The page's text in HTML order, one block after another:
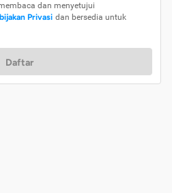
dan menyetujui
Privasi dan bersedia untuk
Daftar